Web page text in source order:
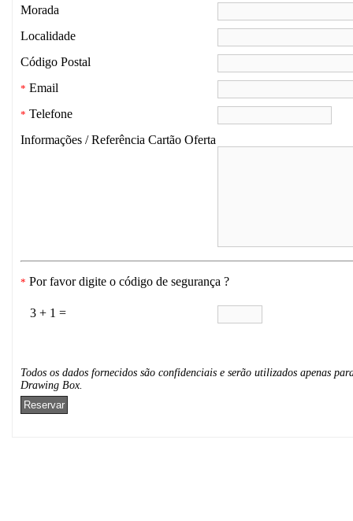
Morada
Localidade
Código Postal
* Email
* Telefone
Informações / Referência Cartão Oferta
* Por favor digite o código de segurança ?
3 + 1 =
Todos os dados fornecidos são confidenciais e serão utilizados apenas
Drawing Box.